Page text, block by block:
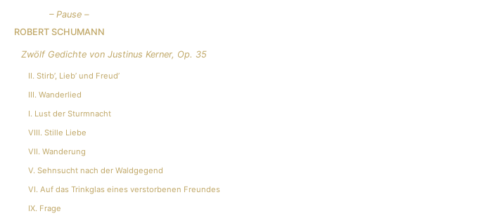
– Pause –
ROBERT SCHUMANN
Zwölf Gedichte von Justinus Kerner, Op. 35
II. Stirb’, Lieb’ und Freud’
III. Wanderlied
I. Lust der Sturmnacht
VIII. Stille Liebe
VII. Wanderung
V. Sehnsucht nach der Waldgegend
VI. Auf das Trinkglas eines verstorbenen Freundes
IX. Frage